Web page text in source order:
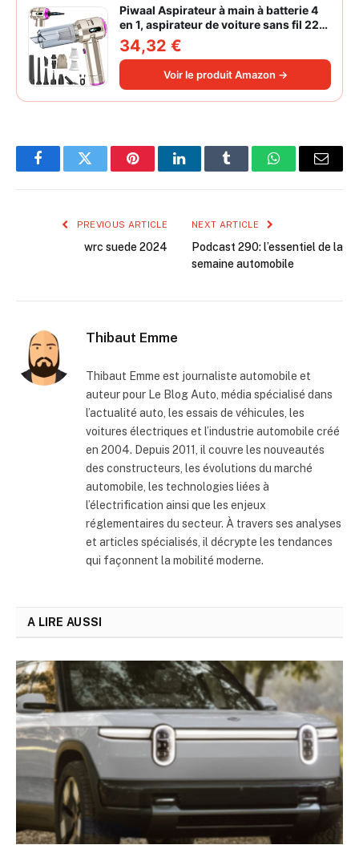
Piwaal Aspirateur à main à batterie 4
en 1, aspirateur de voiture sans fil 22
000 Pa avec moteur sans balais,
souffleur électrique à air comprimé
220 000 tr/min 3 vitesses pour poils
d'animaux
34,32 €
Voir le produit Amazon →
FacebookTwitter PinterestLinkedInTumblr WhatsAppEmail
PREVIOUS ARTICLE
wrc suede 2024
NEXT ARTICLE
Podcast 290: l’essentiel de la
semaine automobile
Thibaut Emme
Thibaut Emme est journaliste automobile et
auteur pour Le Blog Auto, média spécialisé dans
l’actualité auto, les essais de véhicules, les
voitures électriques et l’industrie automobile créé
en 2004. Depuis 2011, il couvre les nouveautés
des constructeurs, les évolutions du marché
automobile, les technologies liées à
l’électrification ainsi que les enjeux
réglementaires du secteur. À travers ses analyses
et articles spécialisés, il décrypte les tendances
qui façonnent la mobilité moderne.
A LIRE AUSSI